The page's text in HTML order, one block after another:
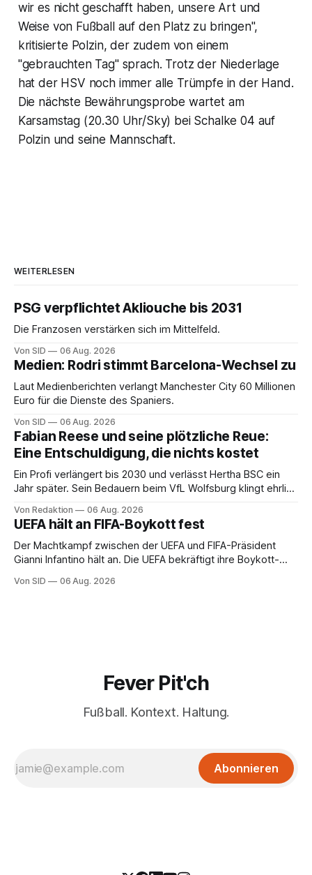
wir es nicht geschafft haben, unsere Art und
Weise von Fußball auf den Platz zu bringen",
kritisierte Polzin, der zudem von einem
"gebrauchten Tag" sprach. Trotz der Niederlage
hat der HSV noch immer alle Trümpfe in der Hand.
Die nächste Bewährungsprobe wartet am
Karsamstag (20.30 Uhr/Sky) bei Schalke 04 auf
Polzin und seine Mannschaft.
WEITERLESEN
PSG verpflichtet Akliouche bis 2031
Die Franzosen verstärken sich im Mittelfeld.
Von SID 06 Aug. 2026
Medien: Rodri stimmt Barcelona-Wechsel zu
Laut Medienberichten verlangt Manchester City 60 Millionen
Euro für die Dienste des Spaniers.
Von SID 06 Aug. 2026
Fabian Reese und seine plötzliche Reue:
Eine Entschuldigung, die nichts kostet
Ein Profi verlängert bis 2030 und verlässt Hertha BSC ein
Jahr später. Sein Bedauern beim VfL Wolfsburg klingt ehrlich
Von Redaktion 06 Aug. 2026
UEFA hält an FIFA-Boykott fest
Der Machtkampf zwischen der UEFA und FIFA-Präsident
Gianni Infantino hält an. Die UEFA bekräftigt ihre Boykott-
Von SID 06 Aug. 2026
Fever Pit'ch
Fußball. Kontext. Haltung.
Abonnieren